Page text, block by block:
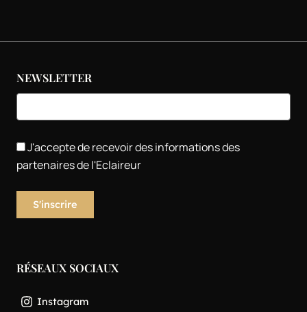
NEWSLETTER
J'accepte de recevoir des informations des
partenaires de l'Eclaireur
RÉSEAUX SOCIAUX
Instagram